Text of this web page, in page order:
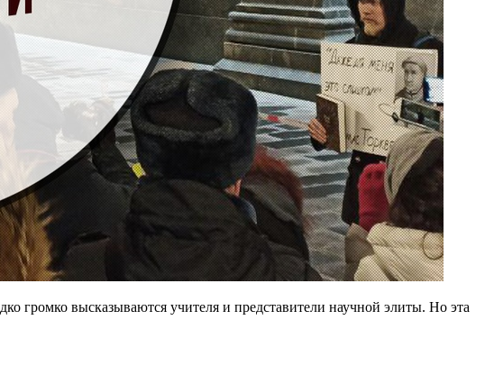
громко высказываются учителя и представители научной элиты. Но эта